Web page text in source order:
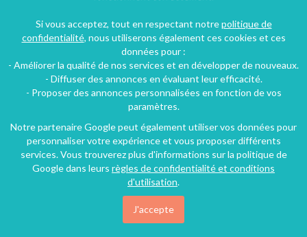
Chambre d'hôtes
5 chambres 11 personnes
178€/nuit
Si vous acceptez, tout en respectant notrepolitique de
confidentialité, nous utiliserons également ces cookies et ces
données pour :
- Améliorer la qualité de nos services et en développer de nouveaux.
- Diffuser des annonces en évaluant leur efficacité.
- Proposer des annonces personnalisées en fonction de vos
paramètres.
Notre partenaire Google peut également utiliser vos données pour
personnaliser votre expérience et vous proposer différents
services. Vous trouverez plus d'informations sur la politique de
Google dans leurs règles de confidentialité et conditions
d'utilisation.
J'accepte